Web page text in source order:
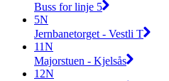
Buss for linje 5
5N
Jernbanetorget - Vestli T
11N
Majorstuen - Kjelsås
12N